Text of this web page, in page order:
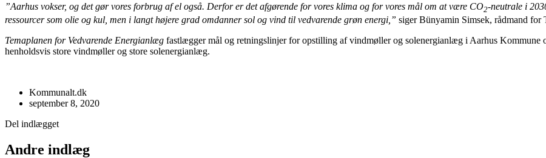
”Aarhus vokser, og det gør vores forbrug af el også. Derfor er det afgørende for vores klima og for vores mål om at være CO2-neutrale i
ressourcer som olie og kul, men i langt højere grad omdanner sol og vind til vedvarende grøn energi,” siger Bünyamin Simsek, rådmand
Temaplanen for Vedvarende Energianlæg fastlægger mål og retningslinjer for opstilling af vindmøller og solenergianlæg i Aarhus Kommune
henholdsvis store vindmøller og store solenergianlæg.
Kommunalt.dk
september 8, 2020
Del indlægget
Andre indlæg